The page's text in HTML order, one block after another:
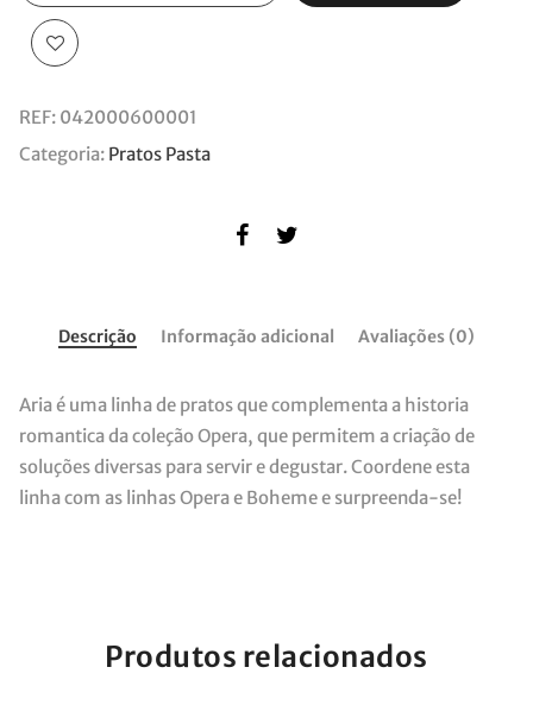
REF: 042000600001
Categoria: Pratos Pasta
Descrição Informação adicional Avaliações (0)
Aria é uma linha de pratos que complementa a historia
romantica da coleção Opera, que permitem a criação de
soluções diversas para servir e degustar. Coordene esta
linha com as linhas Opera e Boheme e surpreenda-se!
Produtos relacionados